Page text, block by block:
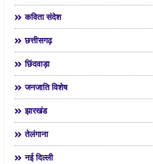
कविता संदेश
छत्तीसगढ़
छिंदवाड़ा
जनजाति विशेष
झारखंड
तेलंगाना
नई दिल्ली